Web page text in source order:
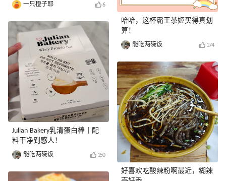
一只橙子耶 6
Julian Bakery乳清蛋白棒 | 配
料干净到感人！
能吃两碗饭 150
哈哈，这杯霸王茶姬买得真划
算！
能吃两碗饭 174
好喜欢吃酸辣粉啊最近，糊辣